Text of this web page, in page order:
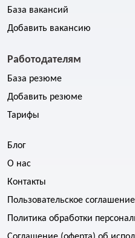
База вакансий
Добавить вакансию
Работодателям
База резюме
Добавить резюме
Тарифы
Блог
О нас
Контакты
Пользовательское соглашение
Политика обработки